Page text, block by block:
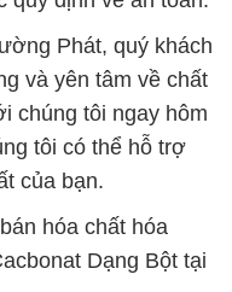
Phát, quý khách
và yên tâm về chất
chúng tôi ngay hôm
tôi có thể hỗ trợ
của bạn.
hóa chất hóa
Dạng Bột tại